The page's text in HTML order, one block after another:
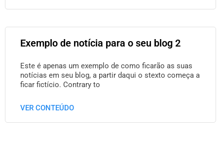
Exemplo de notícia para o seu blog 2
Este é apenas um exemplo de como ficarão as suas
notícias em seu blog, a partir daqui o stexto começa a
ficar fictício. Contrary to
VER CONTEÚDO